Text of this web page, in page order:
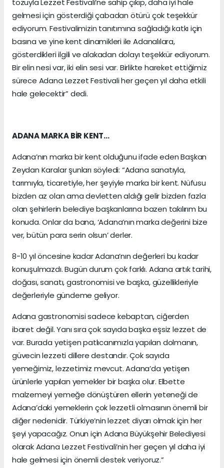
tozuyla Lezzet Festivali’ne sahip çıkıp, daha iyi hale
gelmesi için gösterdiği çabadan ötürü çok teşekkür
ediyorum. Festivalimizin tanıtımına sağladığı katkı için
basına ve yine kent dinamikleri ile Adanalılara,
gösterdikleri ilgili ve alakadan dolayı teşekkür ediyorum.
Bir elin nesi var, iki elin sesi var. Birlikte hareket ettiğimiz
sürece Adana Lezzet Festivali her geçen yıl daha etkili
hale gelecektir” dedi.
ADANA MARKA BİR KENT…
Adana’nın marka bir kent olduğunu ifade eden Başkan
Zeydan Karalar şunları söyledi: “Adana sanatıyla,
tarımıyla, ticaretiyle, her şeyiyle marka bir kent. Nüfusu
bizden az olan ama devletten aldığı gelir bizden fazla
olan şehirlerin belediye başkanlarına bazen takılırım bu
konuda. Onlar da bana, ‘Adana’nın marka değerini bize
ver, bütün para serin olsun’ derler.
8-10 yıl öncesine kadar Adana’nın değerleri bu kadar
konuşulmazdı. Bugün durum çok farklı. Adana artık tarihi,
doğası, sanatı, gastronomisi ve başka, güzellikleriyle
değerleriyle gündeme geliyor.
Adana gastronomisi sadece kebaptan, ciğerden
ibaret değil. Yanı sıra çok sayıda başka eşsiz lezzet de
var. Burada yetişen patlıcanımızla yapılan dolmanın,
güvecin lezzeti dillere destandır. Çok sayıda
yemeğimiz, lezzetimiz mevcut. Adana’da yetişen
ürünlerle yapılan yemekler bir başka olur. Elbette
malzemeyi yemeğe dönüştüren ellerin yeteneği de
Adana’daki yemeklerin çok lezzetli olmasının önemli bir
diğer nedenidir. Türkiye’nin lezzet diyarı olmak için her
şeyi yapacağız. Onun için Adana Büyükşehir Belediyesi
olarak Adana Lezzet Festivali’nin her geçen yıl daha iyi
hale gelmesi için önemli destek veriyoruz.”